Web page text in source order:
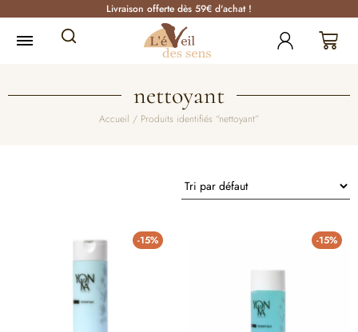
Livraison offerte dès 59€ d'achat !
nettoyant
Accueil / Produits identifiés “nettoyant”
-15% -15%